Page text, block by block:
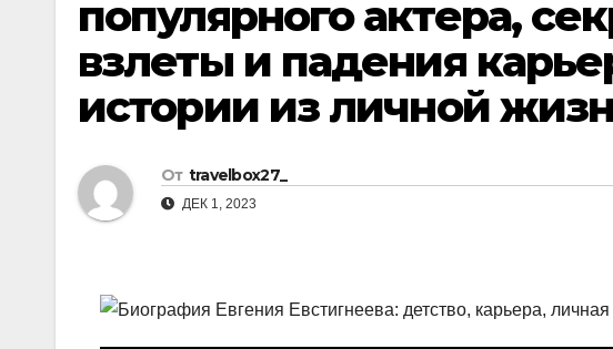
популярного актера,
взлеты и падения
истории из личной
От travelbox27_
ДЕК 1, 2023